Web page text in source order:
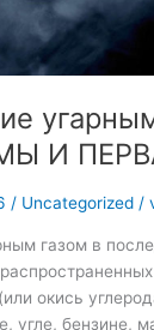
И
/ Uncategorized /
газом в
окись
угле, бензине,